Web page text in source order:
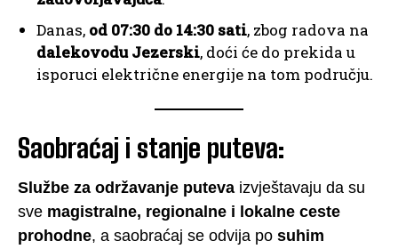
Danas, od 07:30 do 14:30 sati, zbog radova na
dalekovodu Jezerski, doći će do prekida u
isporuci električne energije na tom području.
Saobraćaj i stanje puteva:
Službe za održavanje puteva izvještavaju da su
sve magistralne, regionalne i lokalne ceste
prohodne, a saobraćaj se odvija po suhim